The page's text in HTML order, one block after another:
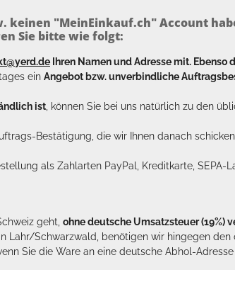
keinen "MeinEinkauf.ch" Account
Sie bitte wie folgt:
Ihren Namen und Adresse mit.
ein Angebot bzw. unverbindliche
ist , können Sie bei uns natürlich zu den
Bestätigung, die wir Ihnen danach
als Zahlarten PayPal, Kreditkarte,
geht, ohne deutsche Umsatzsteuer (19%)
Lahr/Schwarzwald, benötigen wir hingegen
Sie die Ware an eine deutsche Abhol-